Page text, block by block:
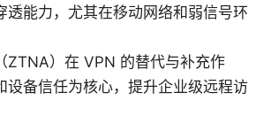
透能力，尤其在移动网络和弱信号环
ZTNA）在 VPN 的替代与补充作
设备信任为核心，提升企业级远程访